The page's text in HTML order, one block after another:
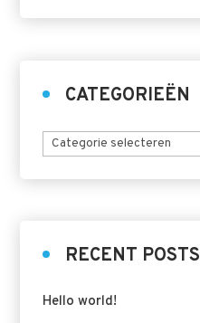
CATEGORIEËN
Categorieën
RECENT POSTS
Hello world!